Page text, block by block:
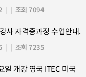
| | 조회 7094
사 자격증과정 수업안내.
| | 조회 7235
일 개강 영국 ITEC 미국